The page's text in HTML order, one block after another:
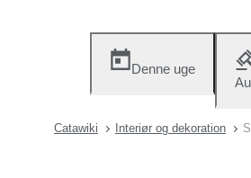
Denne uge
Catawiki Interiør og dekoration